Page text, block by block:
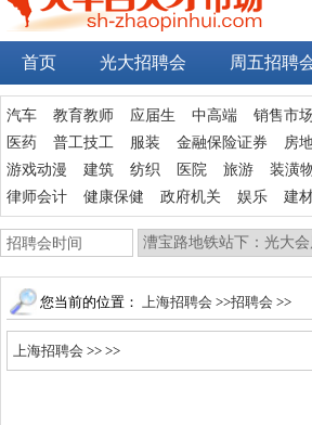
首页 光大招聘会 周五招聘
汽车 教育教师 应届生 中高端 销售市场
医药
普工技工 服装 金融保险证券 房
游戏动漫
建筑 纺织 医院 旅游 装潢
律师会计
健康保健 政府机关 娱乐 建
您当前的位置： 上海招聘会 >>招聘会 >>
上海招聘会 >> >>